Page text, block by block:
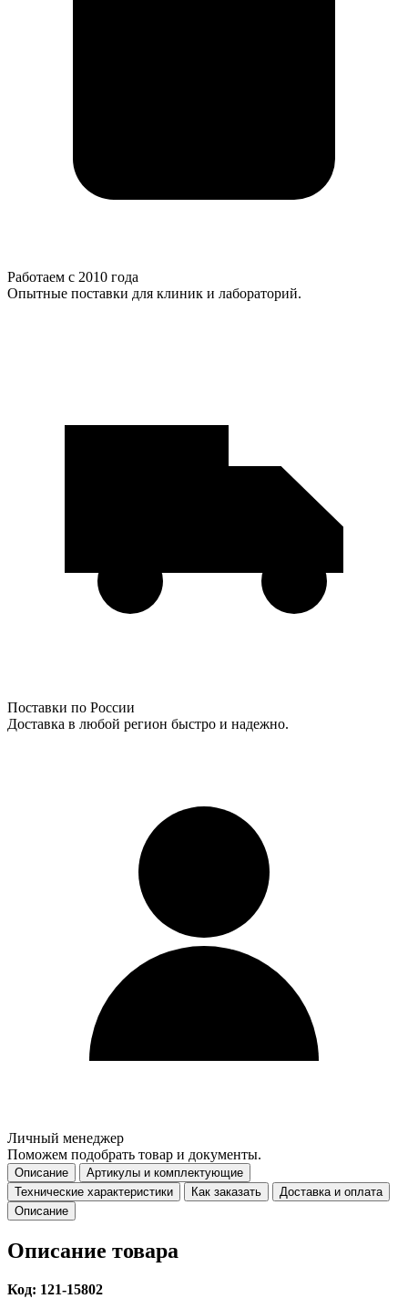
Работаем с 2010 года
Опытные поставки для клиник и лабораторий.
Поставки по России
Доставка в любой регион быстро и надежно.
Личный менеджер
Поможем подобрать товар и документы.
Описание
Артикулы и комплектующие
Технические характеристики
Как заказать
Доставка и оплата
Описание
Описание товара
Код: 121-15802